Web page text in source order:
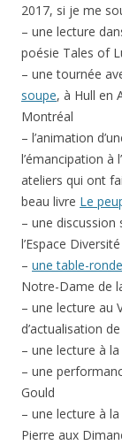
2017, si je me
– une lecture
poésie Tales of
– une tournée
soupe, à Hull en
Montréal
– l’animation
l’émancipation à
ateliers qui ont
beau livre Le
– une discussion
l’Espace
– une table-ronde
Notre-Dame de
– une lecture au
d’actualisation
– une lecture à
– une
Gould
– une lecture à
Pierre aux